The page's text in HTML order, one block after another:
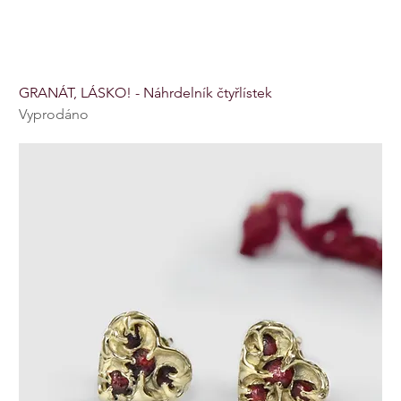
GRANÁT, LÁSKO! - Náhrdelník čtyřlístek
Vyprodáno